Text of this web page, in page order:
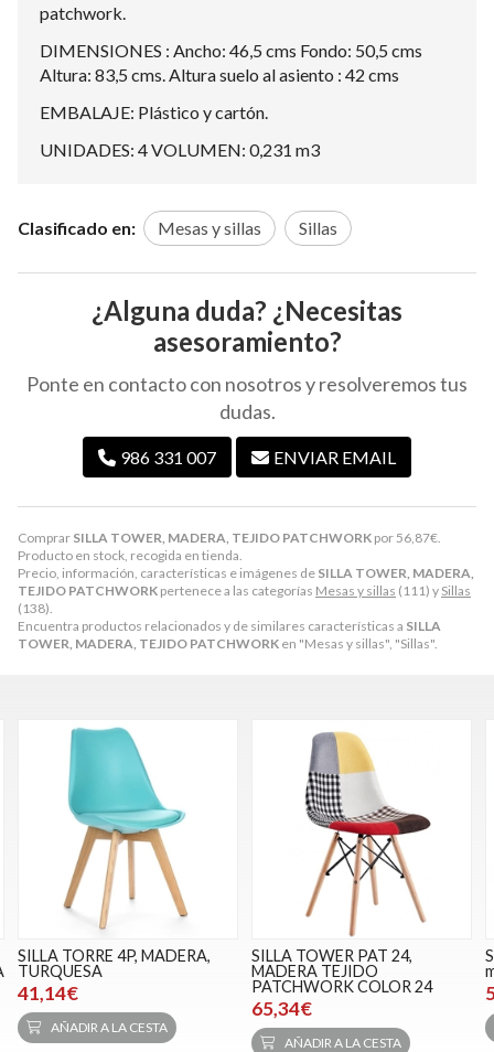
Comprar SILLA TOWER, MADERA, TEJIDO PATCHWORK por 56,87€
Producto en stock, recogida en tienda.
Precio, información, características e imágenes de SILLA TOWER, MADERA,
TEJIDO PATCHWORK pertenece a las categorías Mesas y sillas (111) y Sillas
(138).
Encuentra productos relacionados y de similares características a SILLA
TOWER, MADERA, TEJIDO PATCHWORK en "Mesas y sillas", "Sillas".
patchwork.
DIMENSIONES : Ancho: 46,5 cms Fondo: 50,5 cms
Altura: 83,5 cms. Altura suelo al asiento : 42 cms
EMBALAJE: Plástico y cartón.
UNIDADES: 4 VOLUMEN: 0,231 m3
Clasificado en: Mesas y sillas Sillas
¿Alguna duda? ¿Necesitas
asesoramiento?
Ponte en contacto con nosotros y resolveremos tus
dudas.
986 331 007 ENVIAR EMAIL
SILLA TORRE 4P, MADERA,
TURQUESA
41,14€
AÑADIR A LA CESTA
SILLA TOWER PAT 24,
MADERA TEJIDO
PATCHWORK COLOR 24
65,34€
AÑADIR A LA CESTA